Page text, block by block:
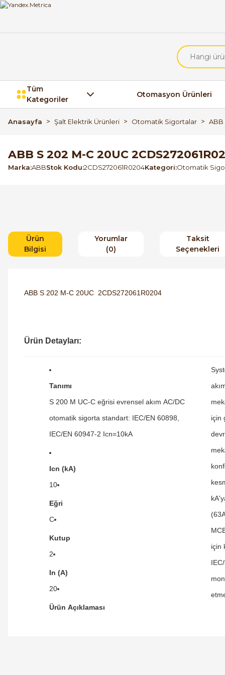
Tüm
Kategoriler
Otomasyon Ürünleri
Anasayfa Şalt Elektrik Ürünleri Otomatik Sigortalar ABB
ABB S 202 M-C 20UC
Marka ABBStok Kodu 2CDS272061R0204Kategori Otomatik
Ürün
Bilgisi
Yorumlar
(0)
Taksit
Seçenekleri
ABB S 202 M-C 20UC 2CDS272061R0204
Ürün Detayları:
Tanımı
S 200 M UC-C eğrisi evrensel akım AC/DC
otomatik sigorta standart: IEC/EN 60898,
IEC/EN 60947-2 Icn=10kA
Icn (kA)
10
Eğri
C
Kutup
2
In (A)
20
Ürün Açıklaması
için
için